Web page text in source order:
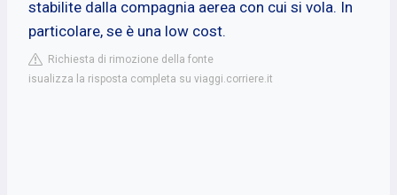
stabilite dalla compagnia aerea con cui si vola. In
particolare, se è una low cost.
Richiesta di rimozione della fonte
isualizza la risposta completa su viaggi.corriere.it